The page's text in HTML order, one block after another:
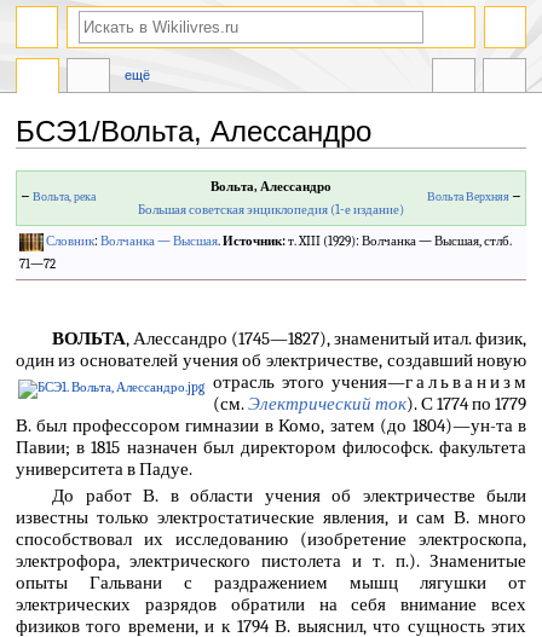
БСЭ1/Вольта, Алессандро
навигации
поиску
← Вольта, река
Вольта, Алессандро
Большая советская энциклопедия (1-е издание)
Вольта Верхняя→
Словник: Волчанка — Высшая.Источник:т. XIII (1929): Волчанка — Высшая, стлб.
71—72
ВОЛЬТА, Алессандро (1745—1827), знаменитый итал. физик,
один из основателей учения об электричестве, создавший новую
отрасль этого учения—гальванизм
(см.Электрический ток). С 1774 по 1779
В. был профессором гимназии в Комо, затем (до 1804)—ун-та в
Павии; в 1815 назначен был директором философск. факультета
университета в Падуе.
До работ В. в области учения об электричестве были
известны только электростатические явления, и сам В. много
способствовал их исследованию (изобретение электроскопа,
электрофора, электрического пистолета и т. п.). Знаменитые
опыты Гальвани с раздражением мышц лягушки от
электрических разрядов обратили на себя внимание всех
физиков того времени, и к 1794 В. выяснил, что сущность этих
ещё